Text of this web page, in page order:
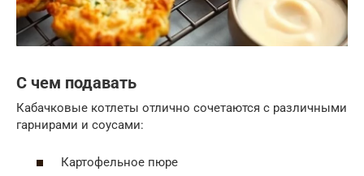
С чем подавать
Кабачковые котлеты отлично сочетаются с различными
гарнирами и соусами:
Картофельное пюре